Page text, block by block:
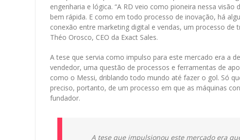
engenharia e lógica. “A RD veio como pioneira nessa
bem rápida. E como em todo processo de inovação, há
conexão entre marketing digital e vendas, um processo
Théo Orosco, CEO da Exact Sales.
A tese que servia como impulso para este mercado era a
vendedor, uma questão de processos e ferramentas de
como o Messi, driblando todo mundo até fazer o gol. Só
preciso, portanto, de um processo em que as máquinas
fundador.
A tese que impulsionou este mercado era